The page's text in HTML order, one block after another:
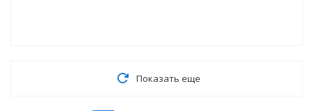
Показать еще